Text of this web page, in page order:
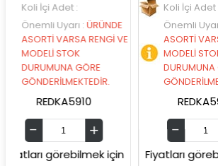
:
:ÜRÜNDE
RENGİ VE
STOK
GÖRE
için
Koli İçi Adet :
Önemli Uyarı:ÜRÜNDE
ASORTİ VARSA RENGİ VE
MODELİ STOK
DURUMUNA GÖRE
GÖNDERİLMEKTEDİR.
REDKA5914
Fiyatları görebilmek için